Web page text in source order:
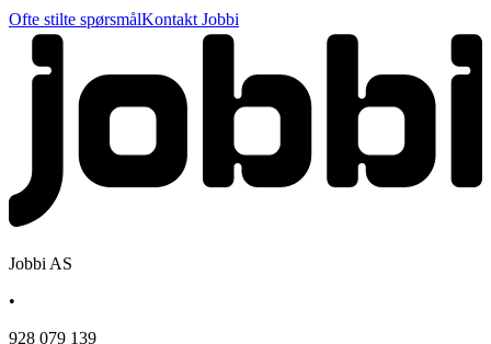
Ofte stilte spørsmålKontakt Jobbi
Jobbi AS
•
928 079 139